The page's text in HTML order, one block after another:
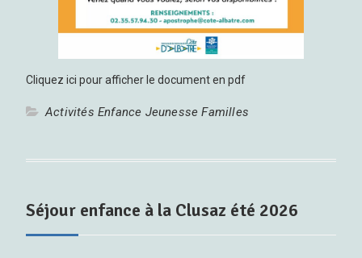
Cliquez ici pour afficher le document en pdf
Activités Enfance Jeunesse Familles
Séjour enfance à la Clusaz été 2026